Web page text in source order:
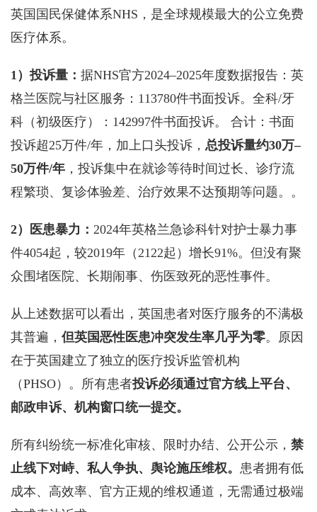
英国国民保健体系NHS，是全球规模最大的公立免费
医疗体系。
1）投诉量： 据NHS官方2024–2025年度数据报告：英
格兰医院与社区服务：113780件书面投诉。全科/牙
科（初级医疗）：142997件书面投诉。 合计：书面
投诉超25万件/年，加上口头投诉， 总投诉量约30万–
50万件/年 ，投诉集中在就诊等待时间过长、诊疗流
程繁琐、复诊体验差、治疗效果不达预期等问题。。
2）医患暴力： 2024年英格兰急诊科针对护士暴力事
件4054起，较2019年（2122起）增长91%。但没有聚
众围堵医院、长期闹事、伤医致死的恶性事件。
从上述数据可以看出，英国患者对医疗服务的不满极
其普遍， 但英国恶性医患冲突发生率几乎为零。原因
在于英国建立了独立的医疗投诉监管机构
（PHSO）。所有患者投诉必须通过官方线上平台、
邮政申诉、机构窗口统一提交。
所有纠纷统一标准化审核、限时办结、公开公示， 禁
止线下对峙、私人争执、舆论施压维权。 患者拥有低
成本、高效率、官方正规的维权通道，无需通过极端